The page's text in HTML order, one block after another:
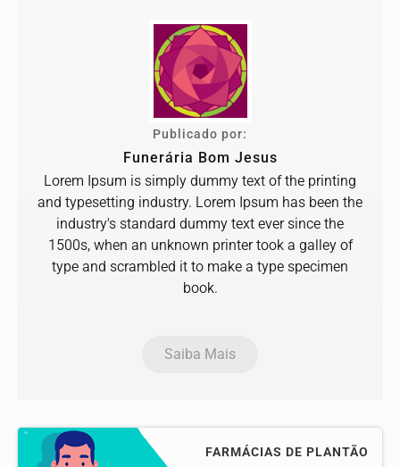
Publicado por:
Funerária Bom Jesus
Lorem Ipsum is simply dummy text of the printing
and typesetting industry. Lorem Ipsum has been the
industry's standard dummy text ever since the
1500s, when an unknown printer took a galley of
type and scrambled it to make a type specimen
book.
Saiba Mais
FARMÁCIAS DE PLANTÃO